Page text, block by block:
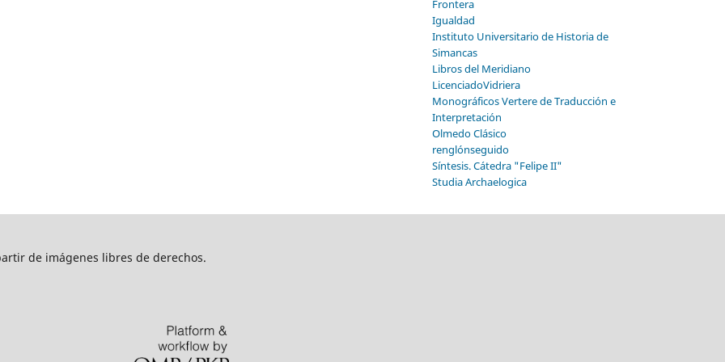
Frontera
Igualdad
Instituto Universitario de Historia de
Simancas
Libros del Meridiano
LicenciadoVidriera
Monográficos Vertere de Traducción e
Interpretación
Olmedo Clásico
renglónseguido
Síntesis. Cátedra "Felipe II"
Studia Archaelogica
de imágenes libres de derechos.